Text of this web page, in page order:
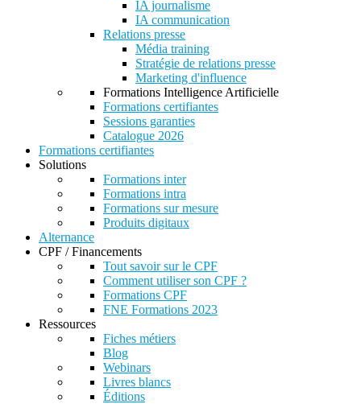
IA journalisme
IA communication
Relations presse
Média training
Stratégie de relations presse
Marketing d'influence
Formations Intelligence Artificielle
Formations certifiantes
Sessions garanties
Catalogue 2026
Formations certifiantes
Solutions
Formations inter
Formations intra
Formations sur mesure
Produits digitaux
Alternance
CPF / Financements
Tout savoir sur le CPF
Comment utiliser son CPF ?
Formations CPF
FNE Formations 2023
Ressources
Fiches métiers
Blog
Webinars
Livres blancs
Éditions